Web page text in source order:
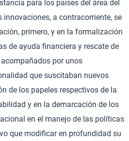
para los países del área del
innovaciones, a contracorriente, se
primero, y en la formalización
de ayuda financiera y rescate de
por unos
que suscitaban nuevos
de los papeles respectivos de la
y en la demarcación de los
en el manejo de las políticas
que modificar en profundidad su